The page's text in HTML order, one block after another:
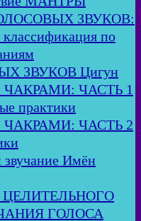
ЗВУКОВ:
по
ЗВУКОВ Цигун
с ЧАКРАМИ: ЧАСТЬ 1
практики
с ЧАКРАМИ: ЧАСТЬ 2
Имён
ГОЛОСА